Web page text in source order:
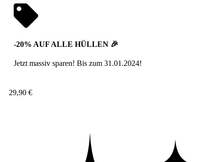
-20% AUF ALLE HÜLLEN 🎉
Jetzt massiv sparen! Bis zum 31.01.2024!
29,90 €